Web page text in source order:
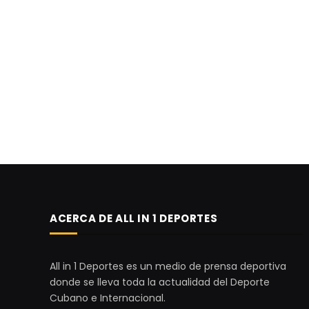
ACERCA DE ALL IN 1 DEPORTES
All in 1 Deportes es un medio de prensa deportiva
donde se lleva toda la actualidad del Deporte
Cubano e Internacional.